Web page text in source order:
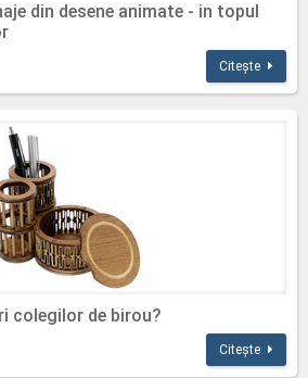
din desene animate - in topul
Citește
colegilor de birou?
Citește